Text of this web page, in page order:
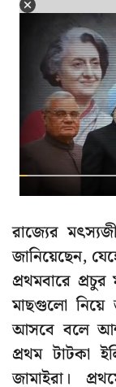
রাজ্যের
জানিয়েছেন,
প্রথমবারে
মাছগুলো নিয়ে
আসবে বলে
প্রথম টাটকা
জামাইরা।